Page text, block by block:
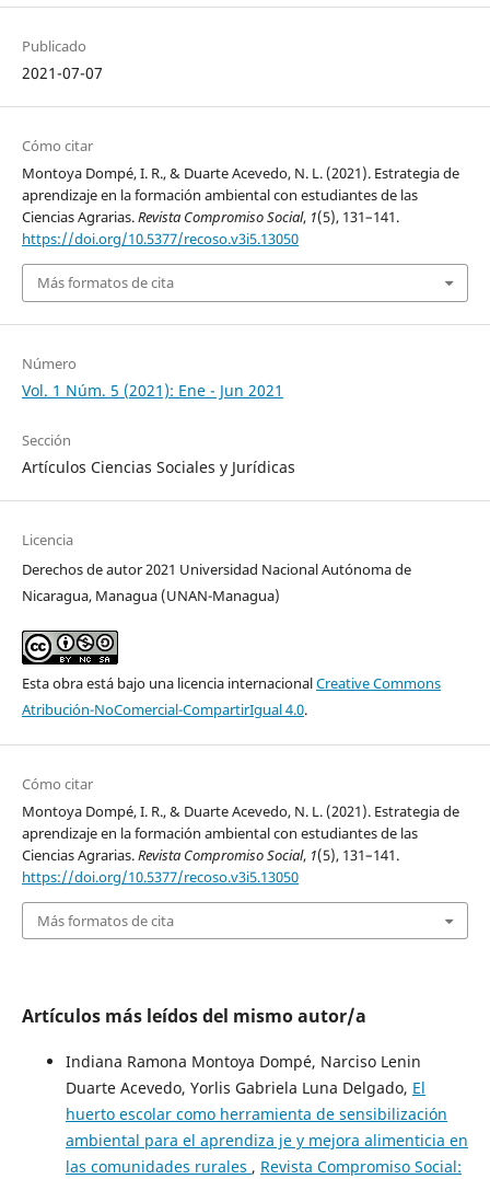
Publicado
2021-07-07
Cómo citar
Montoya Dompé, I. R., & Duarte Acevedo, N. L. (2021). Estrategia de
aprendizaje en la formación ambiental con estudiantes de las
Ciencias Agrarias.Revista Compromiso Social, 1(5), 131–141.
https://doi.org/10.5377/recoso.v3i5.13050
Más formatos de cita
Número
Vol. 1 Núm. 5 (2021): Ene - Jun 2021
Sección
Artículos Ciencias Sociales y Jurídicas
Licencia
Derechos de autor 2021 Universidad Nacional Autónoma de
Nicaragua, Managua (UNAN-Managua)
Esta obra está bajo una licencia internacionalCreative Commons
Atribución-NoComercial-CompartirIgual 4.0.
Cómo citar
Montoya Dompé, I. R., & Duarte Acevedo, N. L. (2021). Estrategia de
aprendizaje en la formación ambiental con estudiantes de las
Ciencias Agrarias.Revista Compromiso Social, 1(5), 131–141.
https://doi.org/10.5377/recoso.v3i5.13050
Más formatos de cita
Artículos más leídos del mismo autor/a
Indiana Ramona Montoya Dompé, Narciso Lenin
Duarte Acevedo, Yorlis Gabriela Luna Delgado, El
huerto escolar como herramienta de sensibilización
ambiental para el aprendiza je y mejora alimenticia en
las comunidades rurales , Revista Compromiso Social: